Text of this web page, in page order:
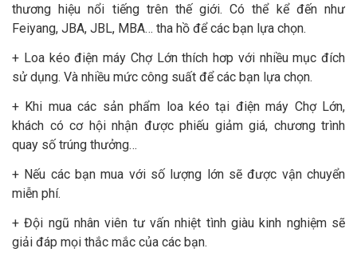
thương hiệu nổi tiếng trên thế giới. Có thể kể đến như
Feiyang, JBA, JBL, MBA… tha hồ để các bạn lựa chọn.
+ Loa kéo điện máy Chợ Lớn thích hơp với nhiều mục đích
sử dụng. Và nhiều mức công suất để các bạn lựa chọn.
+ Khi mua các sản phẩm loa kéo tại điện máy Chợ Lớn,
khách có cơ hội nhận được phiếu giảm giá, chương trình
quay số trúng thưởng…
+ Nếu các bạn mua với số lượng lớn sẽ được vận chuyển
miễn phí.
+ Đội ngũ nhân viên tư vấn nhiệt tình giàu kinh nghiệm sẽ
giải đáp mọi thắc mắc của các bạn.